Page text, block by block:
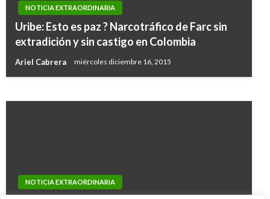
NOTICIA EXTRAORDINARIA
Uribe: Esto es paz ? Narcotráfico de Farc sin
extradición y sin castigo en Colombia
Ariel Cabrera miércoles diciembre 16, 2015
TEMA DEL DÍA
Chuzadas ilegales: Inteligencia Militar será
reestructurada y sometida a nuevos métodos
NOTICIA EXTRAORDINARIA
NOTICIA EXTRAORDINARIA